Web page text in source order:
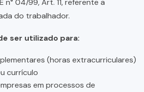
n° 04/99, Art. 11, referente a
do trabalhador.
ser utilizado para:
(horas extracurriculares)
currículo
em processos de